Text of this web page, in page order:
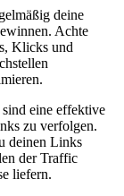
deine‌
Achte
Klicks und
eine ⁤effektive​
⁢zu‌ verfolgen.
deinen‌ Links
der​ Traffic
liefern.